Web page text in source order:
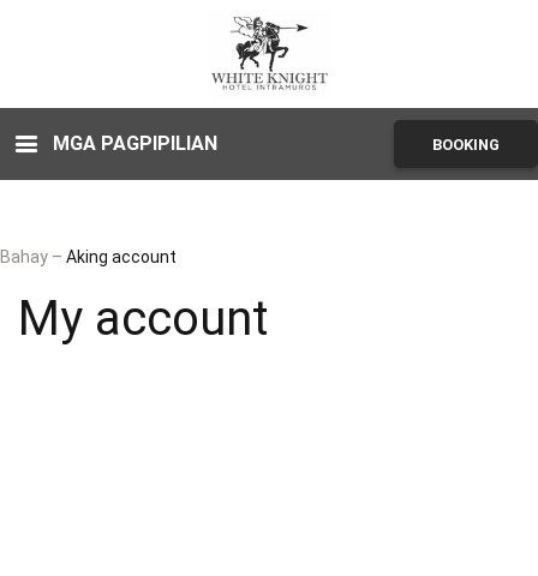
MGA PAGPIPILIAN BOOKING
Bahay – Aking account
My account